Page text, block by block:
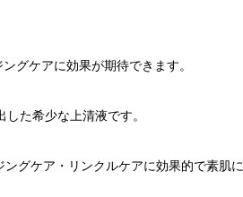
グケアに効果が期待できます。
た希少な上清液です。
グケア・リンクルケアに効果的で素肌に